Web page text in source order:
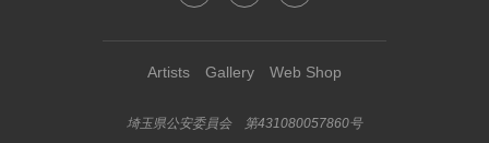
Artists Gallery Web Shop
埼玉県公安委員会 第431080057860号